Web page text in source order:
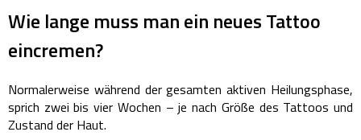
Wie lange muss man ein neues Tattoo
eincremen?
Normalerweise während der gesamten aktiven Heilungsphase,
sprich zwei bis vier Wochen – je nach Größe des Tattoos und
Zustand der Haut.